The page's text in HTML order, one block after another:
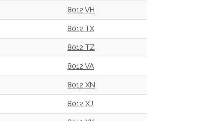
8012 VH
8012 TX
8012 TZ
8012 VA
8012 XN
8012 XJ